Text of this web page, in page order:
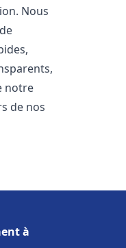
Nous
notre
de nos
à